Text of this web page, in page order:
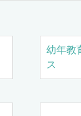
幼年教
ス